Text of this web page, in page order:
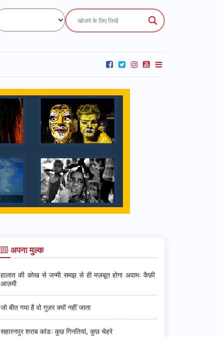
अपना मुल्क
हालात की कोख से जन्मी समझ से ही मज़बूत होगा अवामः कैफ़ी
आज़मी
जो बीत गया है वो गुज़र क्यों नहीं जाता
सहारनपुर शराब कांडः कुछ गिनतियां, कुछ चेहरे